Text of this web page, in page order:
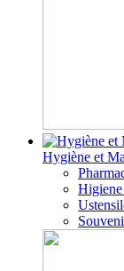
Hygiène et
Higiene